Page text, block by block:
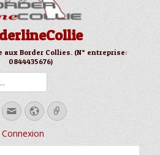
Border Collies. (N° entreprise:
0844435676)
EmailSite
web
Link
Connexion